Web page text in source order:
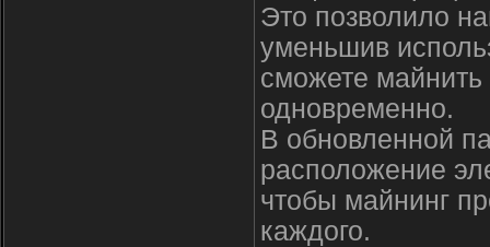
Это позволило
уменьшив
сможете майнить
одновременно.
В обновленной
расположение
чтобы майнинг
каждого.